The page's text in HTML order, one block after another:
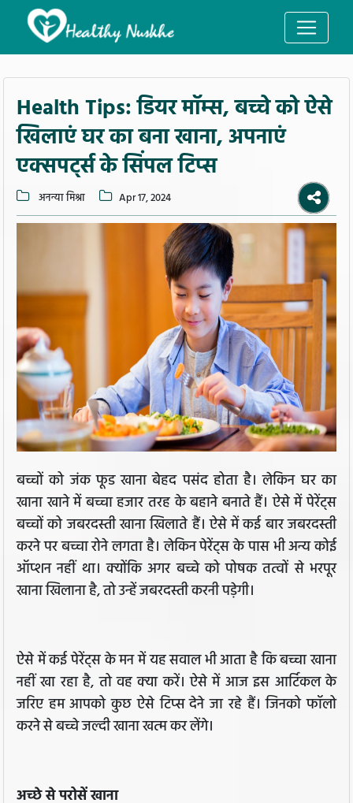
Health Tips: डियर मॉम्स, बच्चे को ऐसे
खिलाएं घर का बना खाना, अपनाएं
एक्सपर्ट्स के सिंपल टिप्स
अनन्या मिश्रा Apr 17, 2024
बच्चों को जंक फूड खाना बेहद पसंद होता है। लेकिन घर का
खाना खाने में बच्चा हजार तरह के बहाने बनाते हैं। ऐसे में पेरेंट्स
बच्चों को जबरदस्ती खाना खिलाते हैं। ऐसे में कई बार जबरदस्ती
करने पर बच्चा रोने लगता है। लेकिन पेरेंट्स के पास भी अन्य कोई
ऑप्शन नहीं था। क्योंकि अगर बच्चे को पोषक तत्वों से भरपूर
खाना खिलाना है, तो उन्हें जबरदस्ती करनी पड़ेगी।
ऐसे में कई पेरेंट्स के मन में यह सवाल भी आता है कि बच्चा खाना
नहीं खा रहा है, तो वह क्या करें। ऐसे में आज इस आर्टिकल के
जरिए हम आपको कुछ ऐसे टिप्स देने जा रहे हैं। जिनको फॉलो
करने से बच्चे जल्दी खाना खत्म कर लेंगे।
अच्छे से परोसें खाना